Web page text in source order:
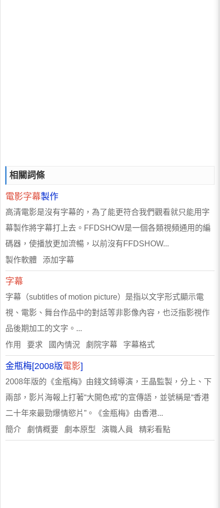
相關詞條
電影字幕製作
高清電影是沒有字幕的，為了能更符合我們觀看就只能用字
幕製作將字幕打上去。FFDSHOW是一個各類視頻通用的編
碼器，使播放更加流暢，以前沒有FFDSHOW...
製作軟體 添加字幕
字幕
字幕（subtitles of motion picture）是指以文字形式顯示電
視、電影、舞台作品中的對話等非影像內容，也泛指影視作
品後期加工的文字。...
作用 要求 國內情況 劇院字幕 字幕格式
金瓶梅[2008版電影]
2008年版的《金瓶梅》由錢文錡導演，王晶監製，分上、下
兩部，影片海報上打著“大開色戒”的宣傳語，並號稱是“香港
二十年來最勁爆情慾片”。《金瓶梅》由香港...
簡介 劇情概要 劇本原型 演職人員 精彩看點